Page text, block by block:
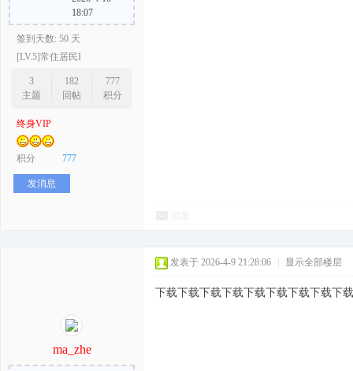
18:07
签到天数: 50 天
[LV.5]常住居民I
3
主题
182
回帖
777
积分
终身VIP
积分 777
发消息
ma_zhe
发表于 2026-4-9 21:28:06 显示全部楼层
下载下载下载下载下载下载下载下载下载